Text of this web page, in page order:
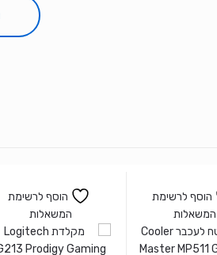
אלחוטי
הוסף לרשימת
המשאלות
הוסף לרשימת
המשאלות